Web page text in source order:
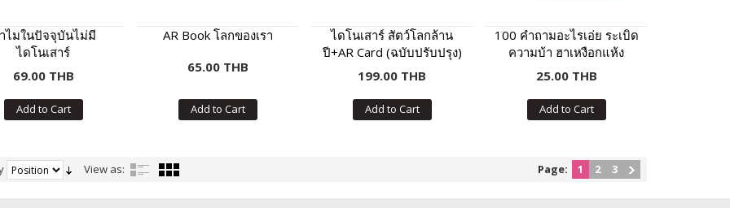
ไมในปัจจุบันไม่มี
ไดโนเสาร์
69.00 THB
Add to Cart
AR Book โลกของเรา
65.00 THB
Add to Cart
ไดโนเสาร์ สัตว์โลกล้าน
ปี+AR Card (ฉบับปรับปรุง)
199.00 THB
Add to Cart
100 คำถามอะไรเอ่ย ระเบิด
ความบ้า ฮาเหงือกแห้ง
25.00 THB
Add to Cart
View as: Page: 1 2 3